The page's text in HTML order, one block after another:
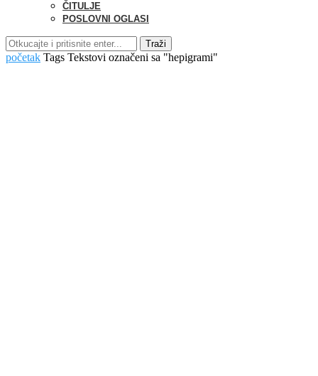
ČITULJE
POSLOVNI OGLASI
Traži
početak Tags Tekstovi označeni sa "hepigrami"